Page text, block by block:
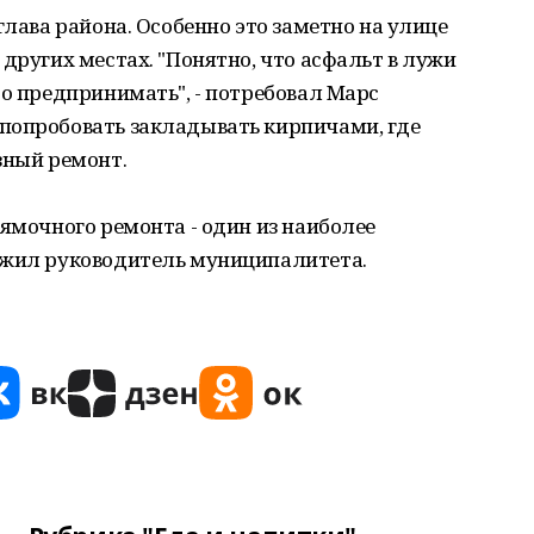
района. Особенно это заметно на улице
местах. "Понятно, что асфальт в лужи
предпринимать", - потребовал Марс
закладывать кирпичами, где
ремонт.
ремонта - один из наиболее
руководитель муниципалитета.